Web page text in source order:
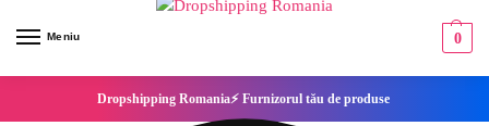
Meniu 0
Dropshipping Romania⚡ Furnizorul tău de produse